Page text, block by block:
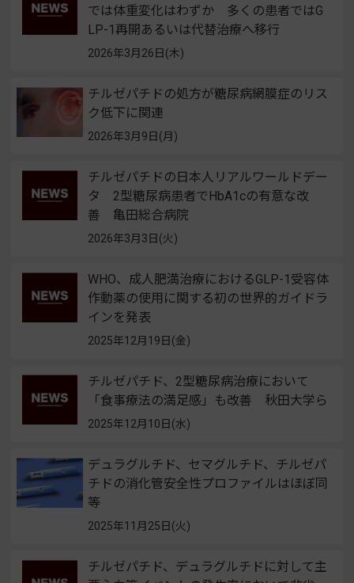
では体重変化はわずか 多くの患者ではG
LP-1再開あるいは代替治療へ移行
2026年3月26日(木)
チルゼパチドの処方が糖尿病網膜症のリス
ク低下に関連
2026年3月9日(月)
チルゼパチドの日本人リアルワールドデー
タ 2型糖尿病患者でHbA1cの有意な改
善 亀田総合病院
2026年3月3日(火)
WHO、成人肥満治療におけるGLP-1受容体
作動薬の使用に関する初の世界的ガイドラ
インを発表
2025年12月19日(金)
チルゼパチド、2型糖尿病治療において
「食事療法の満足感」も改善 秋田大学ら
2025年12月10日(水)
デュラグルチド、セマグルチド、チルゼパ
チドの消化管安全性プロファイルはほぼ同
等
2025年11月25日(火)
チルゼパチド、デュラグルチドに対して主